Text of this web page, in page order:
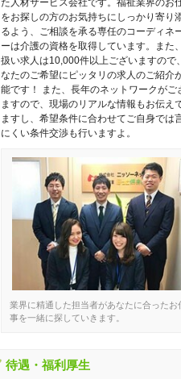
をお探しの方のお気持ちにしっかり寄り
るよう、ご相談を承る専任のコーディネ
ーは介護の資格を取得しています。また
扱い求人は10,000件以上ございますので
なたのご希望にピッタリの求人のご紹介
能です！ また、長年のネットワークがご
ますので、現場のリアルな情報もお伝え
ますし、希望条件に合わせてご自身では
にくい条件交渉も行いますよ。
業界に精通した担当者があなたに合ったお
事を一緒に探していきます。
待遇・福利厚生